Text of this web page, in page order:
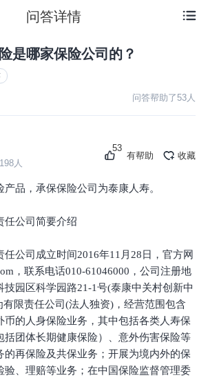
问答详情
是哪家保险公司的？
问答帮助了53人
人
53
有帮助 收藏
品，承保保险公司为泰康人寿。
任公司简要介绍
任公司成立时间2016年11月28日，官方网
，联系电话010-61046000，公司注册地
技园区科学园路21-1号(泰康中关村创新中
限责任公司(法人独资)，经营范围包含
币的人身保险业务，其中包括各类人寿保
括团体长期健康保险）、意外伤害保险等
的再保险及共保业务；开展为境内外的保
验、理赔等业务；在中国保险监督管理委